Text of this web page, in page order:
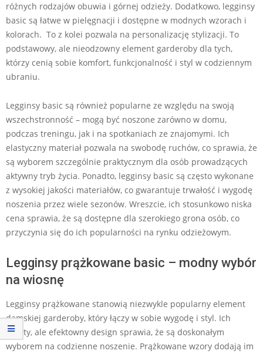
różnych rodzajów obuwia i górnej odzieży. Dodatkowo, legginsy
basic są łatwe w pielęgnacji i dostępne w modnych wzorach i
kolorach. To z kolei pozwala na personalizację stylizacji. To
podstawowy, ale nieodzowny element garderoby dla tych,
którzy cenią sobie komfort, funkcjonalność i styl w codziennym
ubraniu.
Legginsy basic są również popularne ze względu na swoją
wszechstronność – mogą być noszone zarówno w domu,
podczas treningu, jak i na spotkaniach ze znajomymi. Ich
elastyczny materiał pozwala na swobodę ruchów, co sprawia, że
są wyborem szczególnie praktycznym dla osób prowadzących
aktywny tryb życia. Ponadto, legginsy basic są często wykonane
z wysokiej jakości materiałów, co gwarantuje trwałość i wygodę
noszenia przez wiele sezonów. Wreszcie, ich stosunkowo niska
cena sprawia, że są dostępne dla szerokiego grona osób, co
przyczynia się do ich popularności na rynku odzieżowym.
Legginsy prążkowane basic – modny wybór
na wiosnę
Legginsy prążkowane stanowią niezwykle popularny element
damskiej garderoby, który łączy w sobie wygodę i styl. Ich
prosty, ale efektowny design sprawia, że są doskonałym
wyborem na codzienne noszenie. Prążkowane wzory dodają im